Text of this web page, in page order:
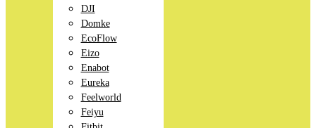
DJI
Domke
EcoFlow
Eizo
Enabot
Eureka
Feelworld
Feiyu